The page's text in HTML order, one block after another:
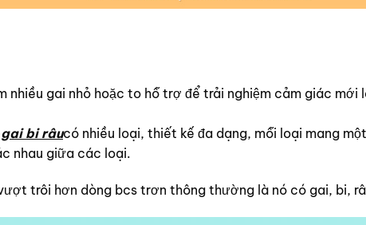
nhiều gai nhỏ hoặc to hỗ trợ để trải nghiệm cảm giác mới
bi râucó nhiều loại, thiết kế đa dạng, mỗi loại mang
nhau giữa các loại.
trôi hơn dòng bcs trơn thông thường là nó có gai, bi,